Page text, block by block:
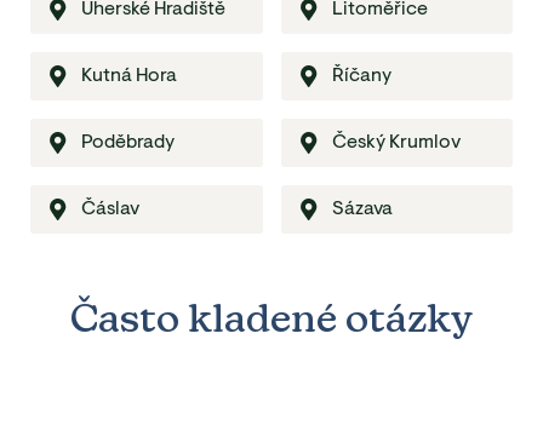
Uherské Hradiště Litoměřice
Kutná Hora Říčany
Poděbrady Český Krumlov
Čáslav Sázava
Často kladené otázky